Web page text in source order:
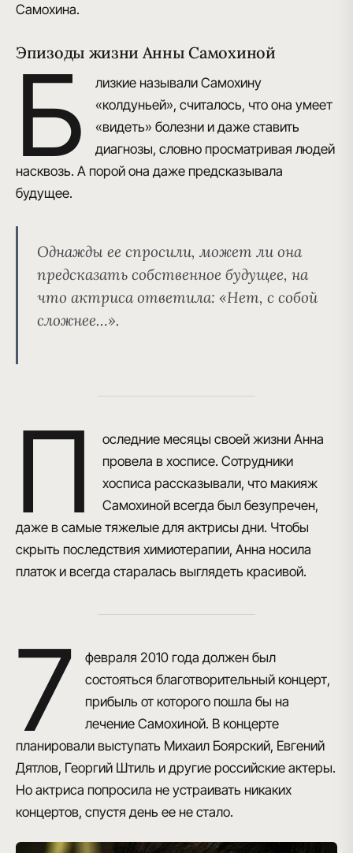
Самохина.
Эпизоды жизни Анны Самохиной
Б
лизкие называли Самохину
«колдуньей», считалось, что она умеет
«видеть» болезни и даже ставить
диагнозы, словно просматривая людей
насквозь. А порой она даже предсказывала
будущее.
Однажды ее спросили, может ли она
предсказать собственное будущее, на
что актриса ответила: «Нет, с собой
сложнее…».
П
оследние месяцы своей жизни Анна
провела в хосписе. Сотрудники
хосписа рассказывали, что макияж
Самохиной всегда был безупречен,
даже в самые тяжелые для актрисы дни. Чтобы
скрыть последствия химиотерапии, Анна носила
платок и всегда старалась выглядеть красивой.
7
февраля 2010 года должен был
состояться благотворительный концерт,
прибыль от которого пошла бы на
лечение Самохиной. В концерте
планировали выступать Михаил Боярский, Евгений
Дятлов, Георгий Штиль и другие российские актеры.
Но актриса попросила не устраивать никаких
концертов, спустя день ее не стало.